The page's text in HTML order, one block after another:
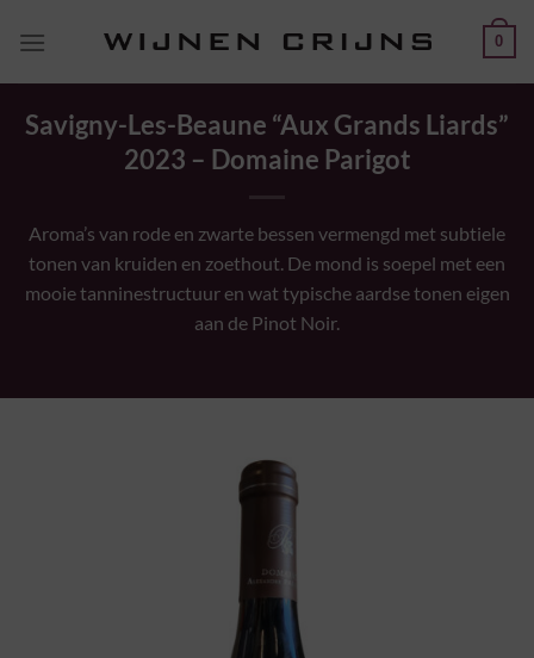
naar
0
Savigny-Les-Beaune “Aux Grands Liards”
2023 – Domaine Parigot
Aroma’s van rode en zwarte bessen vermengd met subtiele
tonen van kruiden en zoethout. De mond is soepel met een
mooie tanninestructuur en wat typische aardse tonen eigen
aan de Pinot Noir.